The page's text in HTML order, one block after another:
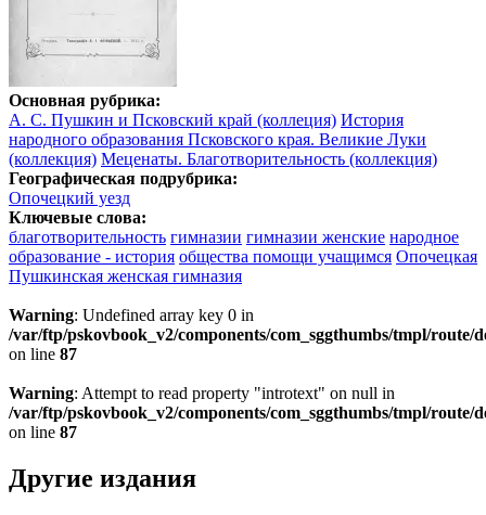
Основная рубрика:
А. С. Пушкин и Псковский край (коллеция) История
народного образования Псковского края. Великие Луки
(коллекция) Меценаты. Благотворительность (коллекция)
Географическая подрубрика:
Опочецкий уезд
Ключевые слова:
благотворительность гимназии гимназии женские народное
образование - история общества помощи учащимся Опочецкая
Пушкинская женская гимназия
Warning: Undefined array key 0 in
/var/ftp/pskovbook_v2/components/com_sggthumbs/tmpl/route/
on line 87
Warning: Attempt to read property "introtext" on null in
/var/ftp/pskovbook_v2/components/com_sggthumbs/tmpl/route/
on line 87
Другие издания